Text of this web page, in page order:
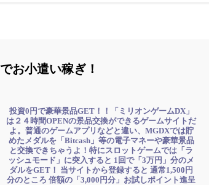
お小遣い稼ぎ！
投資0円で豪華景品GET！！「ミリオンゲームDX」
は２４時間OPENの景品交換ができるゲームサイトだ
よ。普通のゲームアプリなどと違い、MGDXでは貯
めたメダルを「Bitcash」等の電子マネーや豪華景品
と交換できちゃうよ！特にスロットゲームでは「ラ
ッシュモード」に突入すると 1回で「3万円」分のメ
ダルをGET！ 当サイトから登録すると 通常1,500円
分のところ 倍額の「3,000円分」お試しポイント進呈